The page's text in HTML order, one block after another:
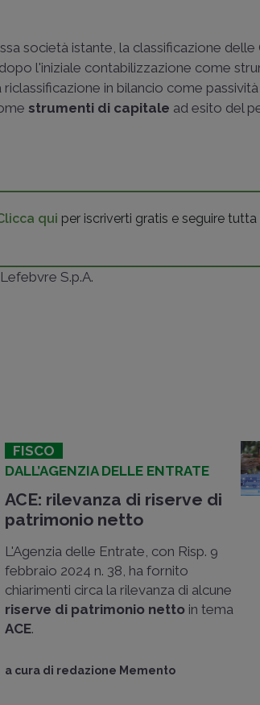
società istante, la classificazione
l'iniziale contabilizzazione come
in bilancio come passività
strumenti di capitale ad esito del
qui per iscriverti gratis e seguire
S.p.A.
FISCO
DALL’AGENZIA DELLE ENTRATE
ACE: rilevanza di riserve di
patrimonio netto
L'Agenzia delle Entrate, con Risp. 9
febbraio 2024 n. 38, ha fornito
chiarimenti circa la rilevanza di alcune
riserve di patrimonio netto in tema
ACE.
a cura di redazione Memento